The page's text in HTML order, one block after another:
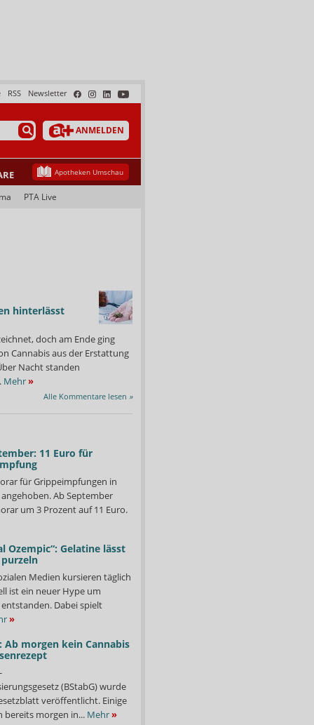
Newsletter
RSS
ANMELDEN
Apotheken Umschau
PTA Live
hinterlässt
doch am Ende ging
Cannabis aus der Erstattung
Nacht standen
Mehr»
Alle Kommentare lesen »
11 Euro für
für Grippeimpfungen in
Ab September
um 3 Prozent auf 11 Euro.
Ozempic“: Gelatine lässt
Medien kursieren täglich
ist ein neuer Hype um
Dabei spielt
»
Ab morgen kein Cannabis
(BStabG) wurde
veröffentlicht. Einige
bereits morgen in... Mehr»